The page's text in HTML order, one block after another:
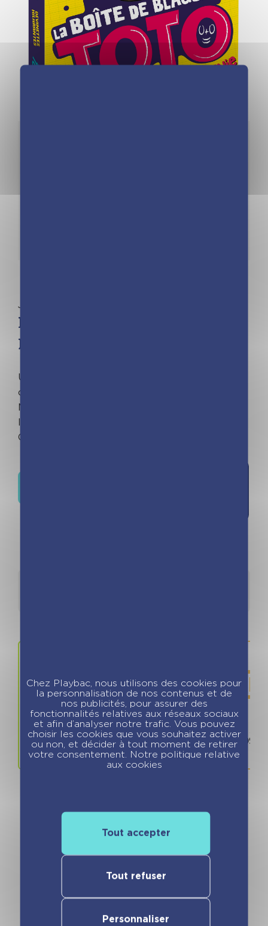
Jeux
Privé : Boîte Quiz – La boîte de
blagues Toto et compagnie
Un max de blagues pour faire pipi dans sa
culotte ! Des blagues de Toto, des « Monsieur et
Madame », des devinettes… Pour être la star de
la récré ou faire hurler de rire ses parents !
Cartes blagues à piocher à volonté.
Prix
10.90 €
ISBN /
Vous pourriez aimer
Chez Playbac, nous utilisons des cookies pour
la personnalisation de nos contenus et de
nos publicités, pour assurer des
fonctionnalités relatives aux réseaux sociaux
et afin d’analyser notre trafic. Vous pouvez
choisir les cookies que vous souhaitez activer
ou non, et décider à tout moment de retirer
votre consentement. Notre politique relative
aux cookies
Tout accepter
Tout refuser
Personnaliser